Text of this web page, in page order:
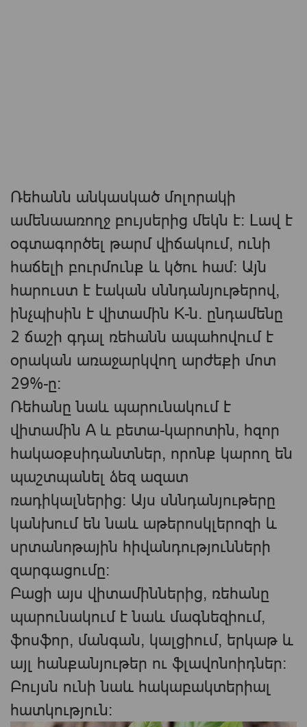
Ռեհանն անկասկած մոլորակի
ամենաառողջ բույսերից մեկն է։ Լավ է
օգտագործել թարմ վիճակում, ունի
հաճելի բուրմունք և կծու համ։ Այն
հարուստ է էական սննդանյութերով,
ինչպիսին է վիտամին K-ն. ընդամենը
2 ճաշի գդալ ռեհանն ապահովում է
օրական առաջարկվող արժեքի մոտ
29%-ը:
Ռեհանը նաև պարունակում է
վիտամին A և բետա-կարոտին, հզոր
հակաօքսիդանտներ, որոնք կարող են
պաշտպանել ձեզ ազատ
ռադիկալներից: Այս սննդանյութերը
կանխում են նաև աթերոսկլերոզի և
սրտանոթային հիվանդությունների
զարգացումը:
Բացի այս վիտամիններից, ռեհանը
պարունակում է նաև մագնեզիում,
ֆոսֆոր, մանգան, կալցիում, երկաթ և
այլ հանքանյութեր ու ֆլավոնոիդներ։
Բույսն ունի նաև հակաբակտերիալ
հատկություն։